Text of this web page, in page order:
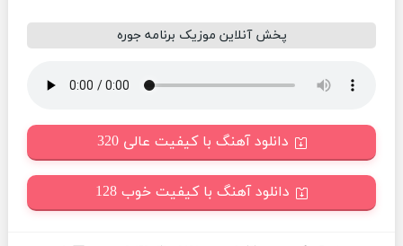
پخش آنلاین موزیک برنامه جوره
دانلود آهنگ با کیفیت عالی 320
دانلود آهنگ با کیفیت خوب 128